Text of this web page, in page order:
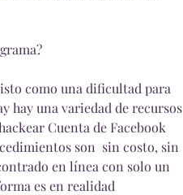
como una dificultad para
hay una variedad de recursos
Cuenta de Facebook
son  sin costo, sin
en línea con solo un
es en realidad